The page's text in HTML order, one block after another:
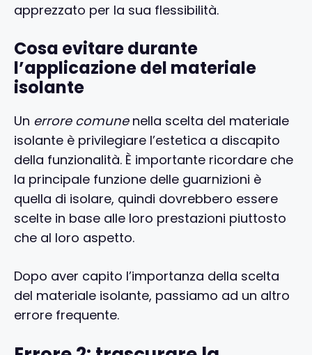
apprezzato per la sua flessibilità.
Cosa evitare durante
l’applicazione del materiale
isolante
Un errore comunenella scelta del materiale
isolante è privilegiare l’estetica a discapito
della funzionalità. È importante ricordare che
la principale funzione delle guarnizioni è
quella di isolare, quindi dovrebbero essere
scelte in base alle loro prestazioni piuttosto
che al loro aspetto.
Dopo aver capito l’importanza della scelta
del materiale isolante, passiamo ad un altro
errore frequente.